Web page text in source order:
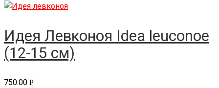
Идея Левконоя Idea leuconoe
(12-15 см)
750.00 Р